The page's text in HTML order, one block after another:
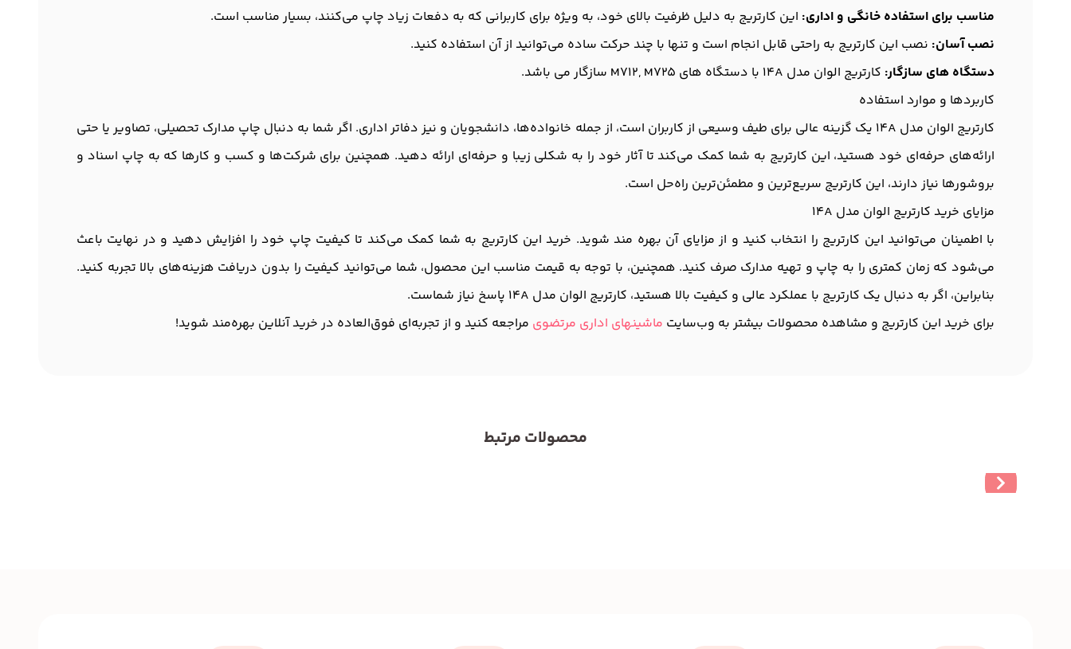
مناسب برای استفاده خانگی و اداری: این کارتریج به دلیل ظرفیت بالای خود، به ویژه برای کاربرانی که به دفعات زیاد چاپ می‌کنند، بسیار مناسب است.
نصب آسان: نصب این کارتریج به راحتی قابل انجام است و تنها با چند حرکت ساده می‌توانید از آن استفاده کنید.
دستگاه های سازگار: کارتریج الوان مدل 14A با دستگاه های M712, M725 سازگار می باشد.
کاربردها و موارد استفاده
کارتریج الوان مدل 14A یک گزینه عالی برای طیف وسیعی از کاربران است، از جمله خانواده‌ها، دانشجویان و نیز دفاتر اداری. اگر شما به دنبال چاپ مدارک تحصیلی، تصاویر یا حتی
ارائه‌های حرفه‌ای خود هستید، این کارتریج به شما کمک می‌کند تا آثار خود را به شکلی زیبا و حرفه‌ای ارائه دهید. همچنین برای شرکت‌ها و کسب و کارها که به چاپ اسناد و
بروشورها نیاز دارند، این کارتریج سریع‌ترین و مطمئن‌ترین راه‌حل است.
مزایای خرید کارتریج الوان مدل 14A
با اطمینان می‌توانید این کارتریج را انتخاب کنید و از مزایای آن بهره‌ مند شوید. خرید این کارتریج به شما کمک می‌کند تا کیفیت چاپ خود را افزایش دهید و در نهایت باعث
می‌شود که زمان کمتری را به چاپ و تهیه مدارک صرف کنید. همچنین، با توجه به قیمت مناسب این محصول، شما می‌توانید کیفیت را بدون دریافت هزینه‌های بالا تجربه کنید.
بنابراین، اگر به دنبال یک کارتریج با عملکرد عالی و کیفیت بالا هستید، کارتریج الوان مدل 14A پاسخ نیاز شماست.
برای خرید این کارتریج و مشاهده محصولات بیشتر به وب‌سایت ماشینهای اداری مرتضوی مراجعه کنید و از تجربه‌ای فوق‌العاده در خرید آنلاین بهره‌مند شوید!
محصولات مرتبط